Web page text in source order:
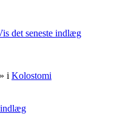
det seneste indlæg
i Kolostomi
indlæg